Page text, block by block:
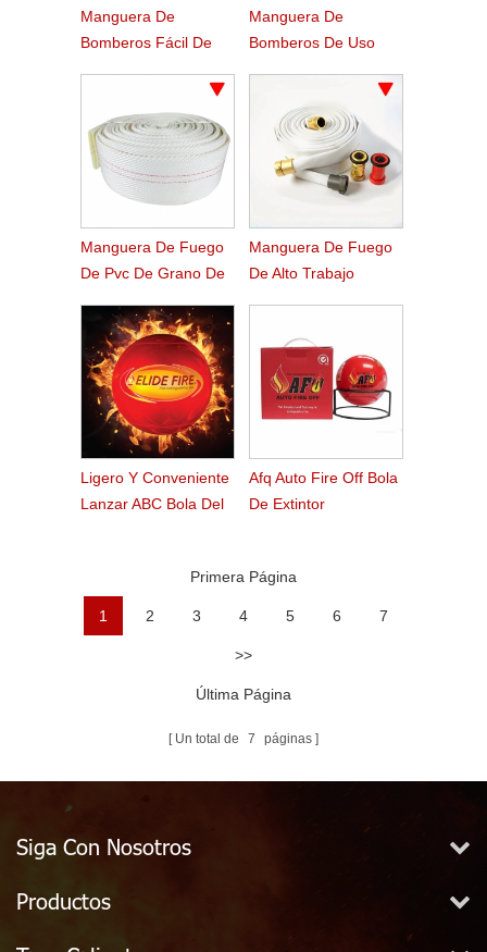
Manguera De
Bomberos Fácil De
Manguera De
Bomberos De Uso
Presión De Trabajo
Manguera De Fuego
De Pvc De Grano De
Resistente Rugoso
Patentada Patentada
Manguera De Fuego
De Alto Trabajo
Forestal
Ligero Y Conveniente
Lanzar ABC Bola Del
Afq Auto Fire Off Bola
De Extintor
Primera Página
1 2 3 4 5 6 7
>>
Última Página
Un total de 7 páginas
Siga Con Nosotros
Productos